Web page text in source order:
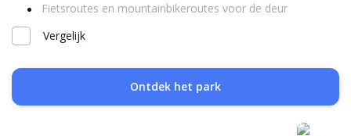
Fietsroutes en mountainbikeroutes voor de deur
Vergelijk
Ontdek het park